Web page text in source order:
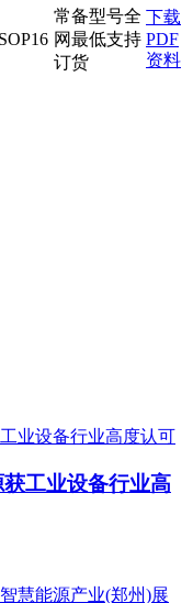
常备型号全
网最低支持
订货
下载
PDF
资料
工业设备行业高